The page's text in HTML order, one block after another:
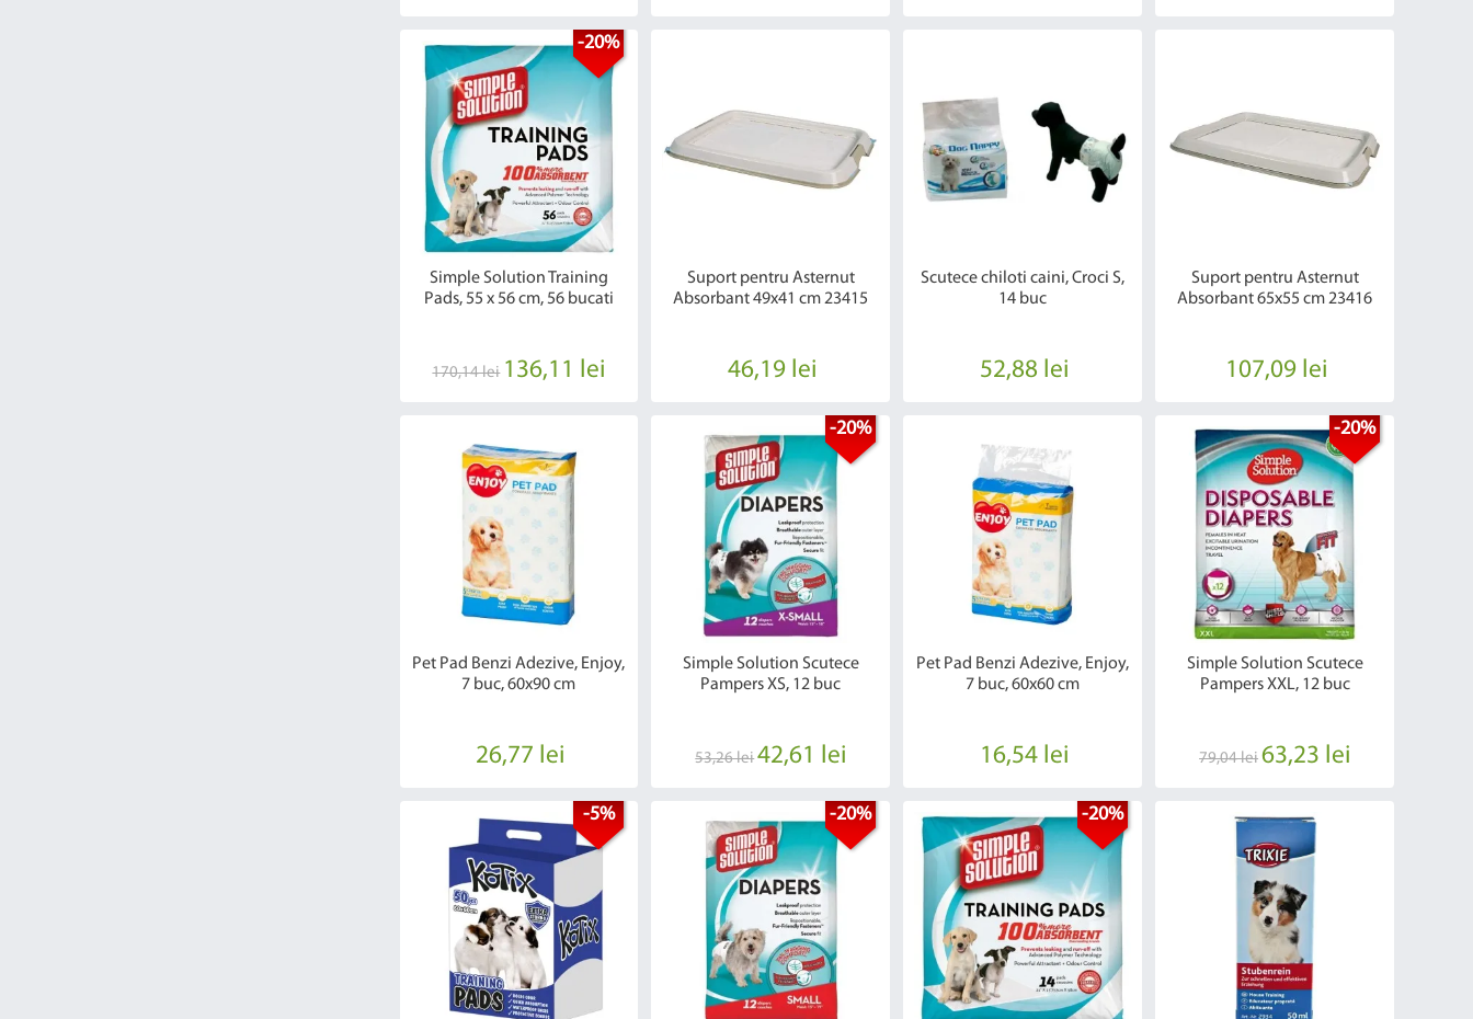
-20%
Simple Solution Training
Pads, 55 x 56 cm, 56 bucati
170,14 lei 136,11 lei
Suport pentru Asternut
Absorbant 49x41 cm 23415
46,19 lei
Scutece chiloti caini, Croci S,
14 buc
52,88 lei
Suport pentru Asternut
Absorbant 65x55 cm 23416
107,09 lei
Pet Pad Benzi Adezive, Enjoy,
7 buc, 60x90 cm
26,77 lei
-20%
Simple Solution Scutece
Pampers XS, 12 buc
53,26 lei 42,61 lei
Pet Pad Benzi Adezive, Enjoy,
7 buc, 60x60 cm
16,54 lei
-20%
Simple Solution Scutece
Pampers XXL, 12 buc
79,04 lei 63,23 lei
-5% -20% -20%